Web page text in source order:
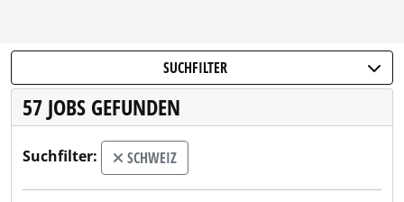
SUCHFILTER
57 JOBS GEFUNDEN
Suchfilter: SCHWEIZ